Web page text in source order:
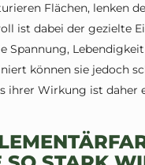
Flächen, lenken
ist dabei der gezielte
Spannung,
können sie jedoch
ihrer Wirkung ist daher